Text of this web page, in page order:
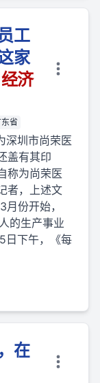
工
家
经济
省
深圳市尚荣医
盖有其印
称为尚荣医
者，上述文
份开始，
的生产事业
日下午，《每
在